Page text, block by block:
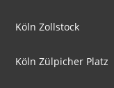
Köln Zollstock
Köln Zülpicher Platz